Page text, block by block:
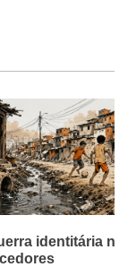
identitária não